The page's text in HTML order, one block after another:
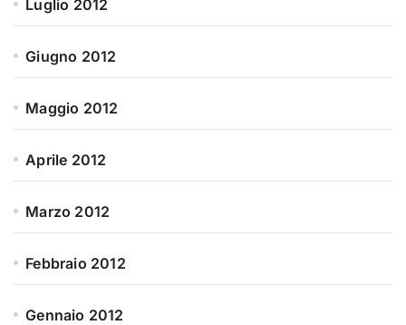
Luglio 2012
Giugno 2012
Maggio 2012
Aprile 2012
Marzo 2012
Febbraio 2012
Gennaio 2012